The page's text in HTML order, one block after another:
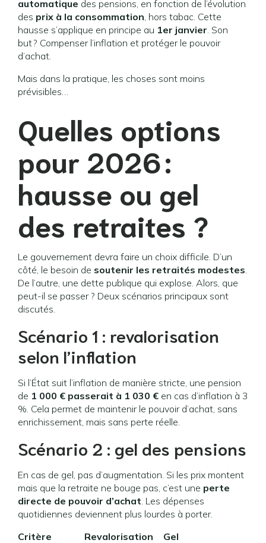
automatique des pensions, en fonction de l’évolution
des prix à la consommation, hors tabac. Cette
hausse s’applique en principe au 1er janvier. Son
but ? Compenser l’inflation et protéger le pouvoir
d’achat.
Mais dans la pratique, les choses sont moins
prévisibles…
Quelles options
pour 2026 :
hausse ou gel
des retraites ?
Le gouvernement devra faire un choix difficile. D’un
côté, le besoin de soutenir les retraités modestes.
De l’autre, une dette publique qui explose. Alors, que
peut-il se passer ? Deux scénarios principaux sont
discutés.
Scénario 1 : revalorisation
selon l’inflation
Si l’État suit l’inflation de manière stricte, une pension
de 1 000 € passerait à 1 030 € en cas d’inflation à 3
%. Cela permet de maintenir le pouvoir d’achat, sans
enrichissement, mais sans perte réelle.
Scénario 2 : gel des pensions
En cas de gel, pas d’augmentation. Si les prix montent
mais que la retraite ne bouge pas, c’est une perte
directe de pouvoir d’achat. Les dépenses
quotidiennes deviennent plus lourdes à porter.
Critère
Revalorisation
Gel